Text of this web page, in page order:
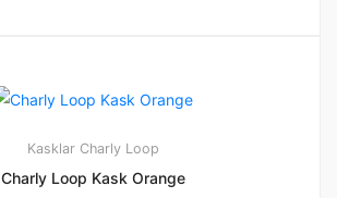
Kasklar Charly Loop
Charly Loop Kask Orange